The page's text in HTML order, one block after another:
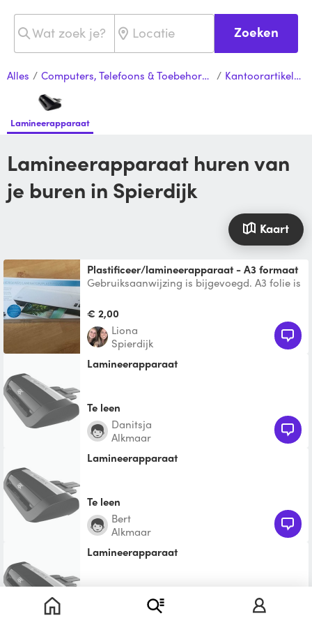
Zoeken
Alles / Computers, Telefoons & Toebehoren / Kantoorartikelen
Lamineerapparaat
Lamineerapparaat huren van
je buren in Spierdijk
Kaart
Plastificeer/lamineerapparaat - A3 formaat
Gebruiksaanwijzing is bijgevoegd. A3 folie is
worden, na afloop
€ 2,00
Liona
Spierdijk
Lamineerapparaat
Te leen
Danitsja
Alkmaar
Lamineerapparaat
Te leen
bert
Alkmaar
Lamineerapparaat